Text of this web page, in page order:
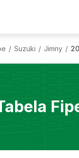
/ Suzuki / Jimny /